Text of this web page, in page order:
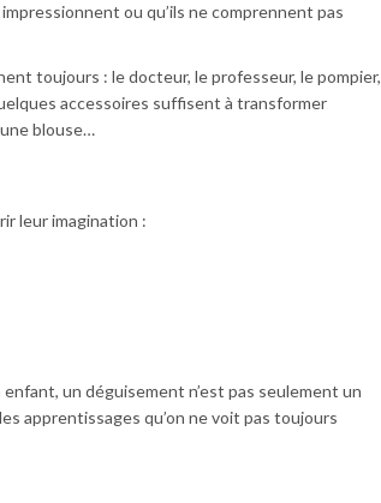
ou qu’ils ne comprennent pas
toujours : le docteur, le professeur, le pompier,
accessoires suffisent à transformer
blouse…
leur imagination :
un déguisement n’est pas seulement un
apprentissages qu’on ne voit pas toujours